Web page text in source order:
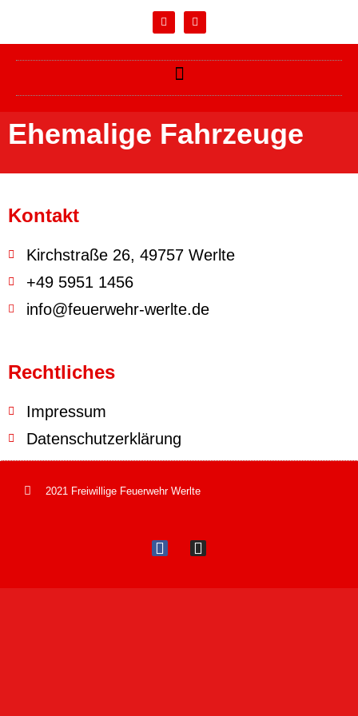
Ehemalige Fahrzeuge
Kontakt
Kirchstraße 26, 49757 Werlte
+49 5951 1456
info@feuerwehr-werlte.de
Rechtliches
Impressum
Datenschutzerklärung
2021 Freiwillige Feuerwehr Werlte